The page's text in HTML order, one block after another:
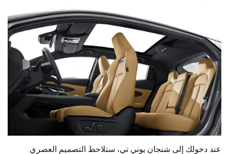
عند دخولك إلى شنجان يوني تي، ستلاحظ التصميم العصري